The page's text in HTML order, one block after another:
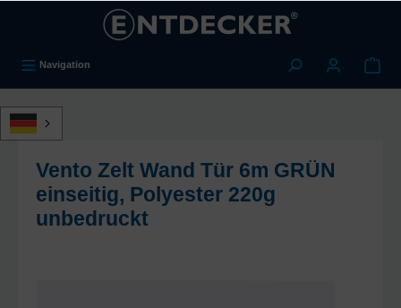
Navigation
Vento Zelt Wand Tür 6m GRÜN
einseitig, Polyester 220g
unbedruckt